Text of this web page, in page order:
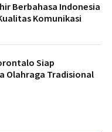
Berbahasa Indonesia
Komunikasi
Siap
Olahraga Tradisional